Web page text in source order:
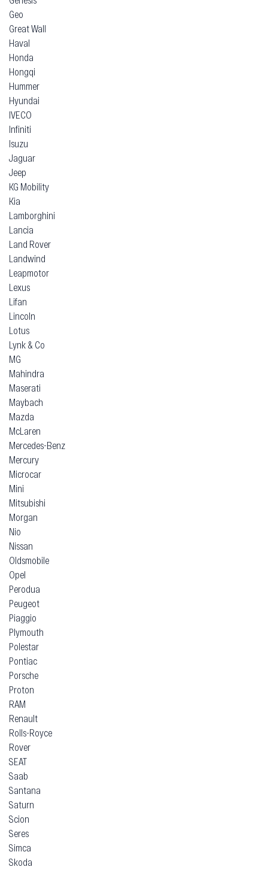
Geo
Great Wall
Haval
Honda
Hongqi
Hummer
Hyundai
IVECO
Infiniti
Isuzu
Jaguar
Jeep
KG Mobility
Kia
Lamborghini
Lancia
Land Rover
Landwind
Leapmotor
Lexus
Lifan
Lincoln
Lotus
Lynk & Co
MG
Mahindra
Maserati
Maybach
Mazda
McLaren
Mercedes-Benz
Mercury
Microcar
Mini
Mitsubishi
Morgan
Nio
Nissan
Oldsmobile
Opel
Perodua
Peugeot
Piaggio
Plymouth
Polestar
Pontiac
Porsche
Proton
RAM
Renault
Rolls-Royce
Rover
SEAT
Saab
Santana
Saturn
Scion
Seres
Simca
Skoda